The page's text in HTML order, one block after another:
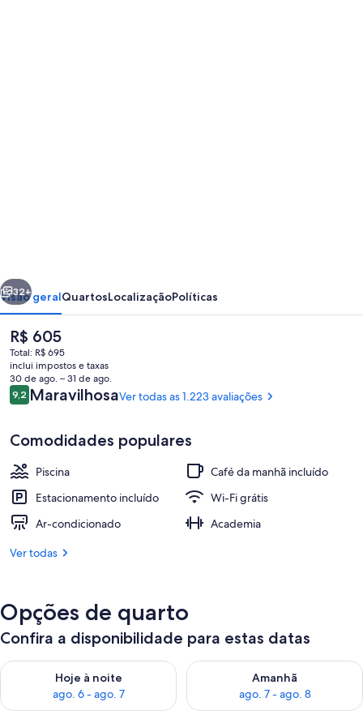
Hotel
Saguão
Próximo
32+
Visão geralQuartosLocalizaçãoPolíticas
O
preço
atual
é
R$ 605
R$ 605
Total: R$ 695
inclui impostos e taxas
30 de ago. – 31 de ago.
Avaliações
9,29,2 de 10
MaravilhosaVer todas as 1.223 avaliações
Comodidades populares
Piscina
Café da manhã incluído
Estacionamento incluído
Wi-Fi grátis
Ar-condicionado
Academia
Ver todas
Opções de quarto
Confira a disponibilidade para estas datas
Hoje à noite
ago. 6 - ago. 7
Verifica a disponibilidade para esta noite, ago. 6 - ago. 7
Amanhã
ago. 7 - ago. 8
Verifica a disponibilidade